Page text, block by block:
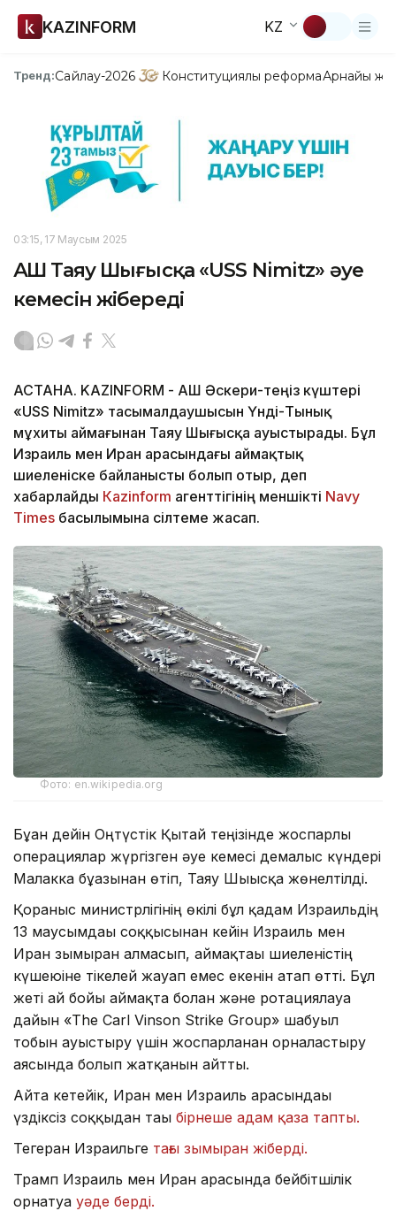
KAZINFORM KZ
Тренд:Сайлау-2026 Конституциялық реформаАрнайы
03:15, 17 Маусым 2025
АҚШ Таяу Шығысқа «USS Nimitz» әуе
кемесін жібереді
АСТАНА. KAZINFORM - АҚШ Әскери-теңіз күштері
«USS Nimitz» тасымалдаушысын Үнді-Тынық
мұхиты аймағынан Таяу Шығысқа ауыстырады. Бұл
Израиль мен Иран арасындағы аймақтық
шиеленіске байланысты болып отыр, деп
хабарлайды Кazinform агенттігінің меншікті Navy
Times басылымына сілтеме жасап.
Фото: en.wikipedia.org
Бұған дейін Оңтүстік Қытай теңізінде жоспарлы
операциялар жүргізген әуе кемесі демалыс күндері
Малакка бұғазынан өтіп, Таяу Шығысқа жөнелтілді.
Қорғаныс министрлігінің өкілі бұл қадам Израильдің
13 маусымдағы соққысынан кейін Израиль мен
Иран зымыран алмасып, аймақтағы шиеленістің
күшеюіне тікелей жауап емес екенін атап өтті. Бұл
жеті ай бойы аймақта болған және ротациялауға
дайын «The Carl Vinson Strike Group» шабуыл
тобын ауыстыру үшін жоспарланған орналастыру
аясында болып жатқанын айтты.
Айта кетейік, Иран мен Израиль арасындағы
үздіксіз соққыдан тағы бірнеше адам қаза тапты.
Тегеран Израильге тағы зымыран жіберді.
Трамп Израиль мен Иран арасында бейбітшілік
орнатуға уәде берді.